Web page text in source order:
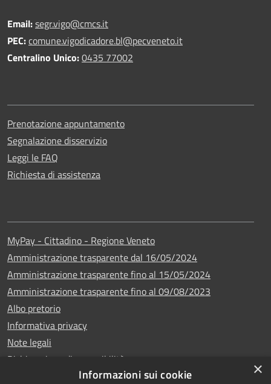
Email:segr.vigo@cmcs.it
PEC:comune.vigodicadore.bl@pecveneto.it
Centralino Unico:0435 77002
Prenotazione appuntamento
Segnalazione disservizio
Leggi le FAQ
Richiesta di assistenza
MyPay - Cittadino - Regione Veneto
Amministrazione trasparente dal 16/05/2024
Amministrazione trasparente fino al 15/05/2024
Amministrazione trasparente fino al 09/08/2023
Albo pretorio
Informativa privacy
Note legali
Dichiarazione di accessibilità
×
Informazioni sui cookie